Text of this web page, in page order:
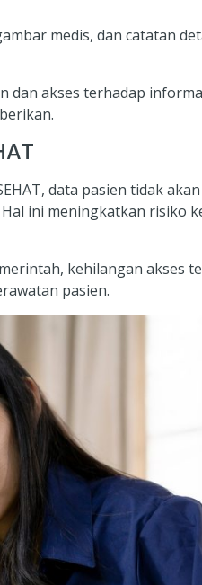
medis, dan catatan
dan akses terhadap
data pasien tidak
ini meningkatkan risiko
kehilangan akses
pasien.